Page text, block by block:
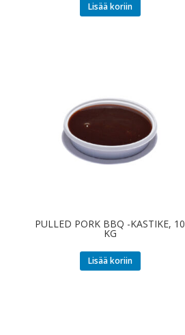
Lisää koriin
PULLED PORK BBQ -KASTIKE, 10
KG
Lisää koriin